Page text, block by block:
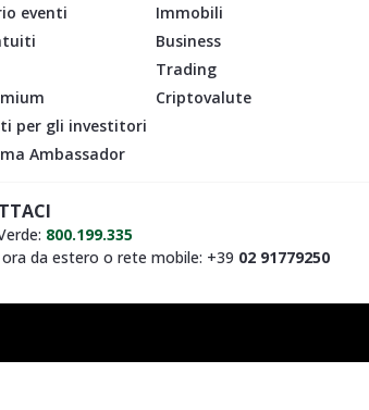
eventi
per gli investitori
Ambassador
Immobili
Business
Trading
Criptovalute
800.199.335
ora da estero o rete mobile: +39 02 91779250